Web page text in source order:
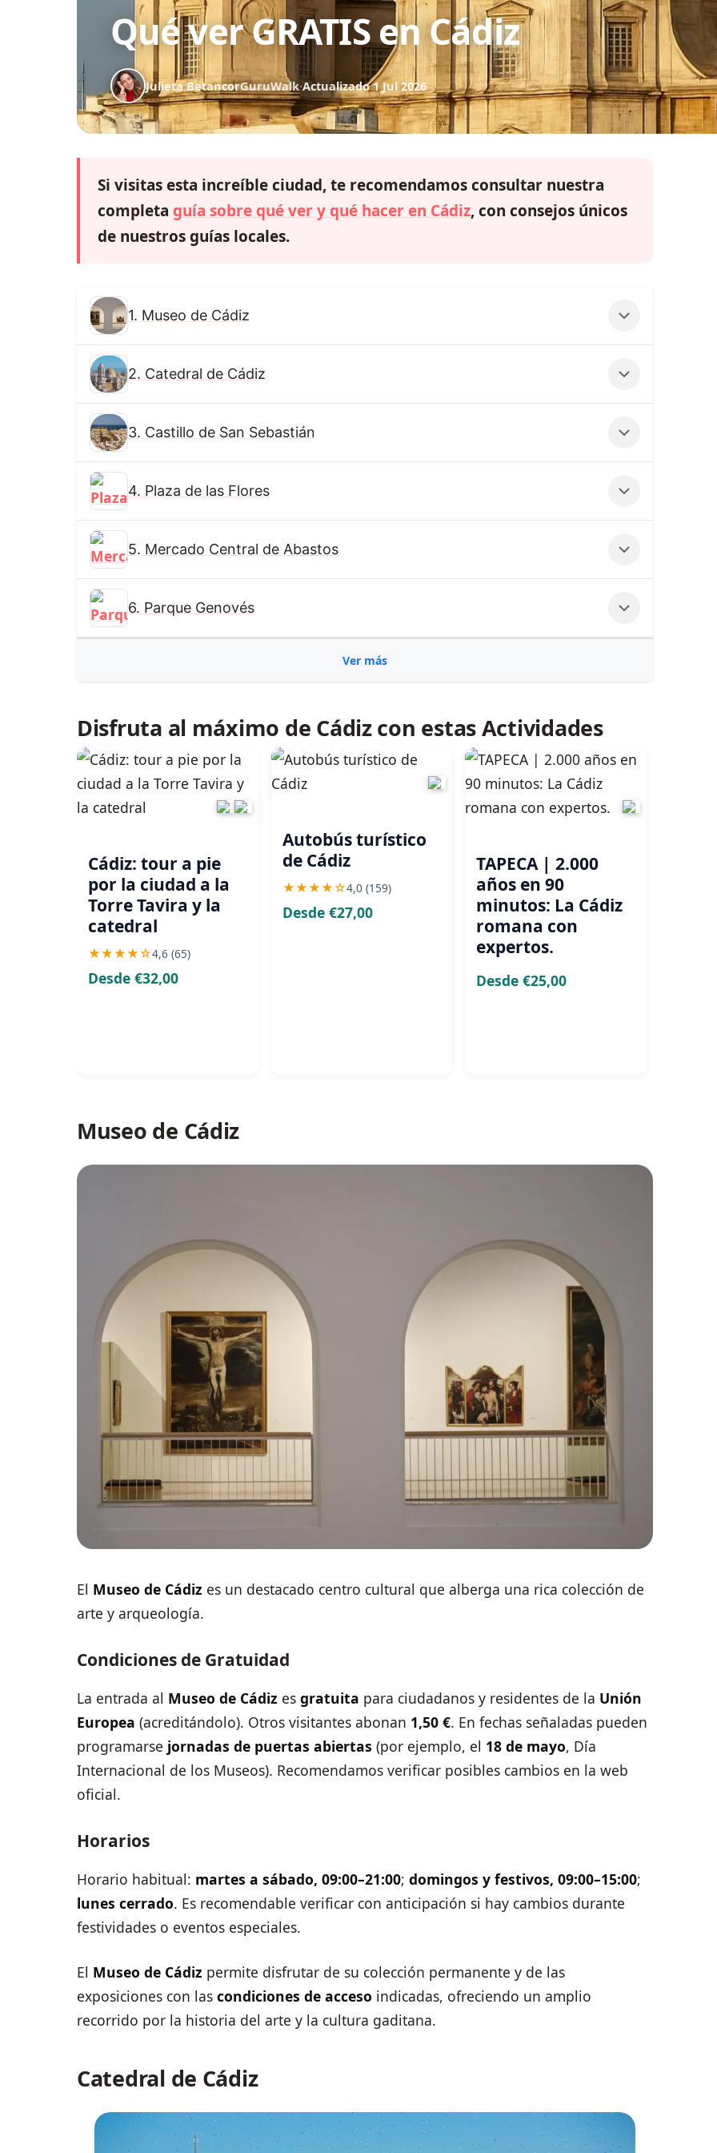
Qué ver GRATIS en Cádiz
Julieta BetancorGuruWalk·Actualizado 1 Jul 2026
Si visitas esta increíble ciudad, te recomendamos consultar nuestra
completa guía sobre qué ver y qué hacer en Cádiz, con consejos únicos
de nuestros guías locales.
1. Museo de Cádiz
2. Catedral de Cádiz
3. Castillo de San Sebastián
4. Plaza de las Flores
5. Mercado Central de Abastos
6. Parque Genovés
Ver más
Disfruta al máximo de Cádiz con estas Actividades
Cádiz: tour a pie
por la ciudad a la
Torre Tavira y la
catedral
★★★★☆4,6 (65)
Desde €32,00
Autobús turístico
de Cádiz
★★★★☆4,0 (159)
Desde €27,00
TAPECA | 2.000
años en 90
minutos: La Cádiz
romana con
expertos.
Desde €25,00
Museo de Cádiz
El Museo de Cádiz es un destacado centro cultural que alberga una rica colección de
arte y arqueología.
Condiciones de Gratuidad
La entrada al Museo de Cádiz es gratuita para ciudadanos y residentes de la Unión
Europea (acreditándolo). Otros visitantes abonan 1,50 €. En fechas señaladas pueden
programarse jornadas de puertas abiertas (por ejemplo, el 18 de mayo, Día
Internacional de los Museos). Recomendamos verificar posibles cambios en la web
oficial.
Horarios
Horario habitual: martes a sábado, 09:00–21:00; domingos y festivos, 09:00–15:00;
lunes cerrado. Es recomendable verificar con anticipación si hay cambios durante
festividades o eventos especiales.
El Museo de Cádiz permite disfrutar de su colección permanente y de las
exposiciones con las condiciones de acceso indicadas, ofreciendo un amplio
recorrido por la historia del arte y la cultura gaditana.
Catedral de Cádiz